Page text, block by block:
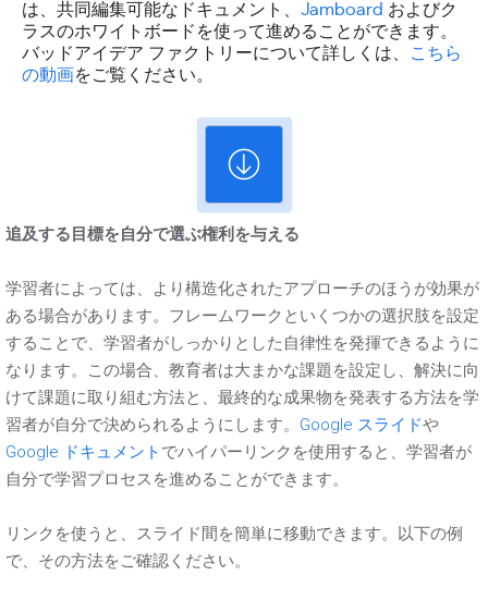
は、共同編集可能なドキュメント、 Jamboard およびク
ラスのホワイトボードを使って進めることができます。
バッドアイデア ファクトリーについて詳しくは、
こちら
の動画をご覧ください。
追及する目標を自分で選ぶ権利を与える
学習者によっては、より構造化されたアプローチのほうが効果が
ある場合があります。フレームワークといくつかの選択肢を設定
することで、学習者がしっかりとした自律性を発揮できるように
なります。この場合、教育者は大まかな課題を設定し、解決に向
けて課題に取り組む方法と、最終的な成果物を発表する方法を学
習者が自分で決められるようにします。 Google スライドや
Google ドキュメント でハイパーリンクを使用すると、学習者が
自分で学習プロセスを進めることができます。
リンクを使うと、スライド間を簡単に移動できます。以下の例
で、その方法をご確認ください。